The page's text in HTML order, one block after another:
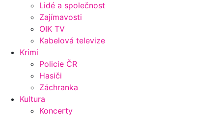
Lidé a společnost
Zajímavosti
OIK TV
Kabelová televize
Krimi
Policie ČR
Hasiči
Záchranka
Kultura
Koncerty